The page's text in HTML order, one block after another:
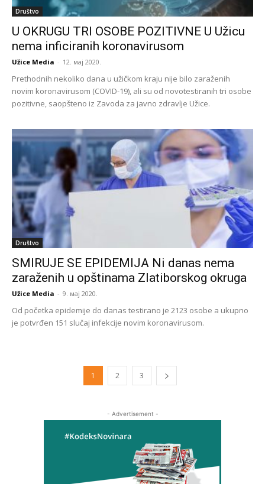
Društvo
U OKRUGU TRI OSOBE POZITIVNE U Užicu
nema inficiranih koronavirusom
Užice Media - 12. мај 2020.
Prethodnih nekoliko dana u užičkom kraju nije bilo zaraženih
novim koronavirusom (COVID-19), ali su od novotestiranih tri osobe
pozitivne, saopšteno iz Zavoda za javno zdravlje Užice.
Društvo
SMIRUJE SE EPIDEMIJA Ni danas nema
zaraženih u opštinama Zlatiborskog okruga
Užice Media - 9. мај 2020.
Od početka epidemije do danas testirano je 2123 osobe a ukupno
je potvrđen 151 slučaj infekcije novim koronavirusom.
1 2 3
- Advertisement -